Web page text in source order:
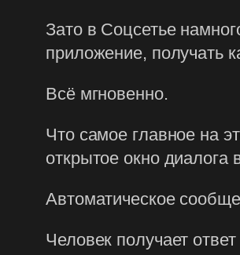
Зато в Соцсетье
приложение, получать
Всё мгновенно.
Что самое главное на
открытое окно диалога
Автоматическое
Человек получает